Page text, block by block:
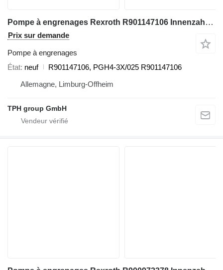
Pompe à engrenages Rexroth R901147106 Innenzahnradpumpe PGH4-3X/025RE11VE4 pour matériel de TP
Prix sur demande
Pompe à engrenages
État neuf
R901147106, PGH4-3X/025 R901147106
Allemagne, Limburg-Offheim
TPH group GmbH